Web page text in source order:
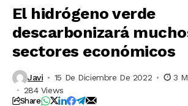
El hidrógeno verde
descarbonizará
sectores económicos
Javi 15 De Diciembre De 2022
3
284 Views
Share